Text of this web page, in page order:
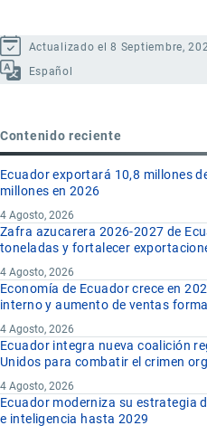
Actualizado el 8 Septiembre,
Español
Contenido reciente
Ecuador exportará 10,8 millones
millones en 2026
4 Agosto, 2026
Zafra azucarera 2026-2027 de
toneladas y fortalecer
4 Agosto, 2026
Economía de Ecuador crece en
interno y aumento de ventas
4 Agosto, 2026
Ecuador integra nueva coalición
Unidos para combatir el crimen
4 Agosto, 2026
Ecuador moderniza su estrategia
e inteligencia hasta 2029